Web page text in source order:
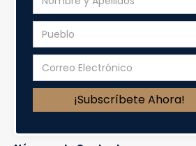
Nombre de la Entidad
Correo Electrónico